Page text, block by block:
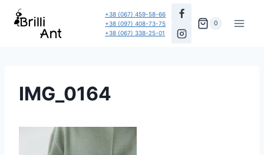
Перейти
+38 (067) 459-58-66
+38 (097) 408-73-75
+38 (067) 338-25-01
0
IMG_0164